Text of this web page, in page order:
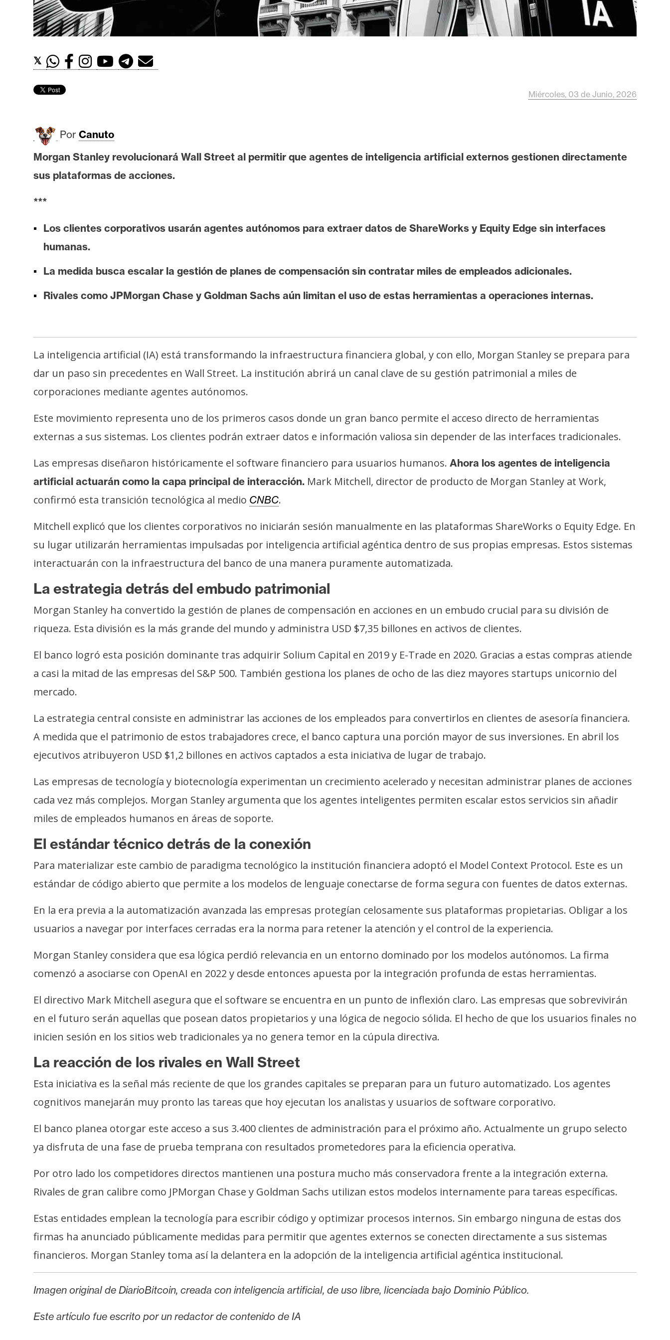
t
h
e
e
m
I
A
A
á
i
s
s
d
P
r
n
a
T
m
a
R
e
u
s
o
C
o
n
t
c
t
o
P
b
l
c
i
a
𝕏
Miércoles, 03 de Junio, 2026
Por Canuto
Morgan Stanley revolucionará Wall Street al permitir que agentes de inteligencia artificial externos gestionen directamente
sus plataformas de acciones.
***
Los clientes corporativos usarán agentes autónomos para extraer datos de ShareWorks y Equity Edge sin interfaces
humanas.
La medida busca escalar la gestión de planes de compensación sin contratar miles de empleados adicionales.
Rivales como JPMorgan Chase y Goldman Sachs aún limitan el uso de estas herramientas a operaciones internas.
La inteligencia artificial (IA) está transformando la infraestructura financiera global, y con ello, Morgan Stanley se prepara para
dar un paso sin precedentes en Wall Street. La institución abrirá un canal clave de su gestión patrimonial a miles de
corporaciones mediante agentes autónomos.
Este movimiento representa uno de los primeros casos donde un gran banco permite el acceso directo de herramientas
externas a sus sistemas. Los clientes podrán extraer datos e información valiosa sin depender de las interfaces tradicionales.
Las empresas diseñaron históricamente el software financiero para usuarios humanos. Ahora los agentes de inteligencia
artificial actuarán como la capa principal de interacción. Mark Mitchell, director de producto de Morgan Stanley at Work,
confirmó esta transición tecnológica al medio CNBC.
Mitchell explicó que los clientes corporativos no iniciarán sesión manualmente en las plataformas ShareWorks o Equity Edge. En
su lugar utilizarán herramientas impulsadas por inteligencia artificial agéntica dentro de sus propias empresas. Estos sistemas
interactuarán con la infraestructura del banco de una manera puramente automatizada.
La estrategia detrás del embudo patrimonial
Morgan Stanley ha convertido la gestión de planes de compensación en acciones en un embudo crucial para su división de
riqueza. Esta división es la más grande del mundo y administra USD $7,35 billones en activos de clientes.
El banco logró esta posición dominante tras adquirir Solium Capital en 2019 y E-Trade en 2020. Gracias a estas compras atiende
a casi la mitad de las empresas del S&P 500. También gestiona los planes de ocho de las diez mayores startups unicornio del
mercado.
La estrategia central consiste en administrar las acciones de los empleados para convertirlos en clientes de asesoría financiera.
A medida que el patrimonio de estos trabajadores crece, el banco captura una porción mayor de sus inversiones. En abril los
ejecutivos atribuyeron USD $1,2 billones en activos captados a esta iniciativa de lugar de trabajo.
Las empresas de tecnología y biotecnología experimentan un crecimiento acelerado y necesitan administrar planes de acciones
cada vez más complejos. Morgan Stanley argumenta que los agentes inteligentes permiten escalar estos servicios sin añadir
miles de empleados humanos en áreas de soporte.
El estándar técnico detrás de la conexión
Para materializar este cambio de paradigma tecnológico la institución financiera adoptó el Model Context Protocol. Este es un
estándar de código abierto que permite a los modelos de lenguaje conectarse de forma segura con fuentes de datos externas.
En la era previa a la automatización avanzada las empresas protegían celosamente sus plataformas propietarias. Obligar a los
usuarios a navegar por interfaces cerradas era la norma para retener la atención y el control de la experiencia.
Morgan Stanley considera que esa lógica perdió relevancia en un entorno dominado por los modelos autónomos. La firma
comenzó a asociarse con OpenAI en 2022 y desde entonces apuesta por la integración profunda de estas herramientas.
El directivo Mark Mitchell asegura que el software se encuentra en un punto de inflexión claro. Las empresas que sobrevivirán
en el futuro serán aquellas que posean datos propietarios y una lógica de negocio sólida. El hecho de que los usuarios finales no
inicien sesión en los sitios web tradicionales ya no genera temor en la cúpula directiva.
La reacción de los rivales en Wall Street
Esta iniciativa es la señal más reciente de que los grandes capitales se preparan para un futuro automatizado. Los agentes
cognitivos manejarán muy pronto las tareas que hoy ejecutan los analistas y usuarios de software corporativo.
El banco planea otorgar este acceso a sus 3.400 clientes de administración para el próximo año. Actualmente un grupo selecto
ya disfruta de una fase de prueba temprana con resultados prometedores para la eficiencia operativa.
Por otro lado los competidores directos mantienen una postura mucho más conservadora frente a la integración externa.
Rivales de gran calibre como JPMorgan Chase y Goldman Sachs utilizan estos modelos internamente para tareas específicas.
Estas entidades emplean la tecnología para escribir código y optimizar procesos internos. Sin embargo ninguna de estas dos
firmas ha anunciado públicamente medidas para permitir que agentes externos se conecten directamente a sus sistemas
financieros. Morgan Stanley toma así la delantera en la adopción de la inteligencia artificial agéntica institucional.
Imagen original de DiarioBitcoin, creada con inteligencia artificial, de uso libre, licenciada bajo Dominio Público.
Este artículo fue escrito por un redactor de contenido de IA